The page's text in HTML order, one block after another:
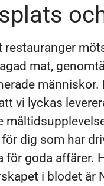
restauranger
mat,
människor.
vi lyckas
dig som har
för goda affärer.
i blodet är